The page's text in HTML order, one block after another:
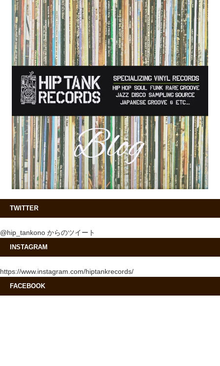
TWITTER
@hip_tankono からのツイート
INSTAGRAM
https://www.instagram.com/hiptankrecords/
FACEBOOK